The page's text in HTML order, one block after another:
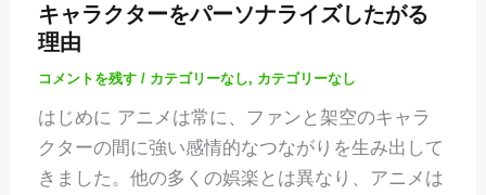
キャラクターをパーソナライズしたがる
理由
コメントを残す / カテゴリーなし, カテゴリーなし
はじめに アニメは常に、ファンと架空のキャラ
クターの間に強い感情的なつながりを生み出して
きました。他の多くの娯楽とは異なり、アニメは